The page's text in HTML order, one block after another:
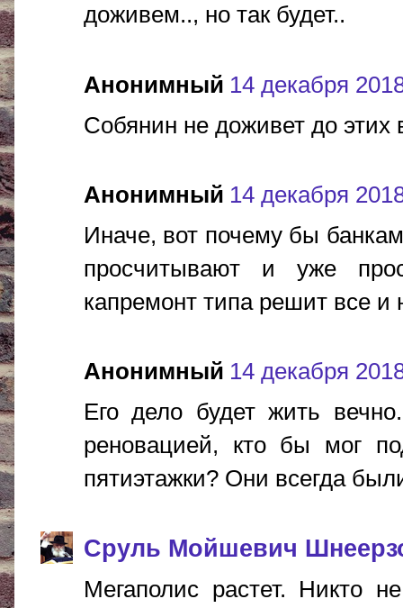
доживем.., но так будет..
Анонимный 14 декабря
Собянин не доживет до этих
Анонимный 14 декабря
Иначе, вот почему бы
просчитывают и уже
капремонт типа решит все и
Анонимный 14 декабря
Его дело будет жить
реновацией, кто бы мог
пятиэтажки? Они всегда
Сруль Мойшевич
Мегаполис растет. Никто